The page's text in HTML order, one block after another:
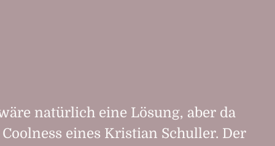
natürlich eine Lösung, aber da
eines Kristian Schuller. Der